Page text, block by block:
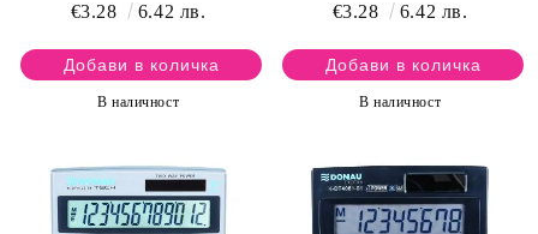
€3.28
6.42 лв.
В наличност
€3.28
6.42 лв.
В наличност